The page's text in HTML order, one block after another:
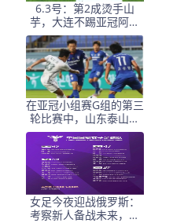
6.3号：第2成烫手山
芋，大连不踢亚冠阿奇
+马莱莱没必要换练好新
星更重要
在亚冠小组赛G组的第三
轮比赛中，山东泰山客
场挑战韩国球队仁
女足今夜迎战俄罗斯：
考察新人备战未来，古